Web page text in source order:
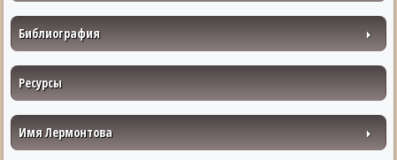
Библиография
Ресурсы
Имя Лермонтова